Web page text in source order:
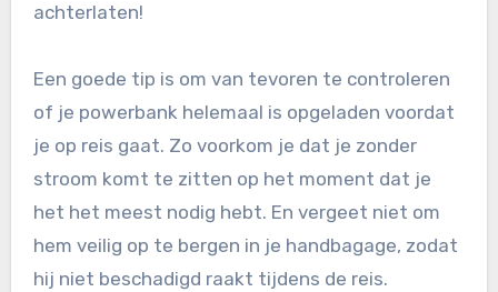
achterlaten!
Een goede tip is om van tevoren te controleren
of je powerbank helemaal is opgeladen voordat
je op reis gaat. Zo voorkom je dat je zonder
stroom komt te zitten op het moment dat je
het het meest nodig hebt. En vergeet niet om
hem veilig op te bergen in je handbagage, zodat
hij niet beschadigd raakt tijdens de reis.